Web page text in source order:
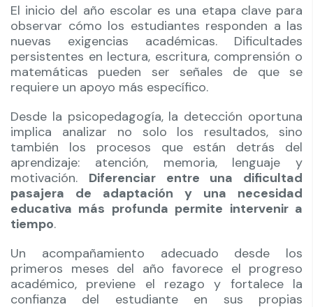
El inicio del año escolar es una etapa clave para
observar cómo los estudiantes responden a las
nuevas exigencias académicas. Dificultades
persistentes en lectura, escritura, comprensión o
matemáticas pueden ser señales de que se
requiere un apoyo más específico.
Desde la psicopedagogía, la detección oportuna
implica analizar no solo los resultados, sino
también los procesos que están detrás del
aprendizaje: atención, memoria, lenguaje y
motivación. Diferenciar entre una dificultad
pasajera de adaptación y una necesidad
educativa más profunda permite intervenir a
tiempo.
Un acompañamiento adecuado desde los
primeros meses del año favorece el progreso
académico, previene el rezago y fortalece la
confianza del estudiante en sus propias